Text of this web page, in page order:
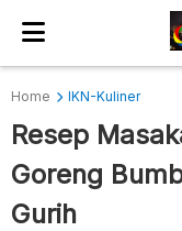
Home IKN-Kuliner
Resep
Goreng
Gurih